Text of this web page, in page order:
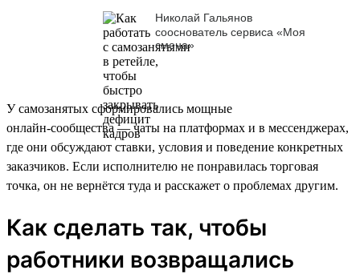
Николай Гальянов
сооснователь сервиса «Моя
смена»
У самозанятых сформировались мощные
онлайн‑сообщества — чаты на платформах и в мессенджерах,
где они обсуждают ставки, условия и поведение конкретных
заказчиков. Если исполнителю не понравилась торговая
точка, он не вернётся туда и расскажет о проблемах другим.
Как сделать так, чтобы
работники возвращались